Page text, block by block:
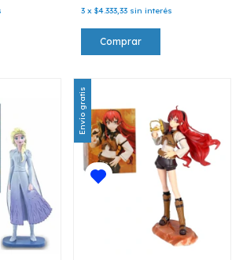
3 x $4.333,33 sin interés
Envío gratis